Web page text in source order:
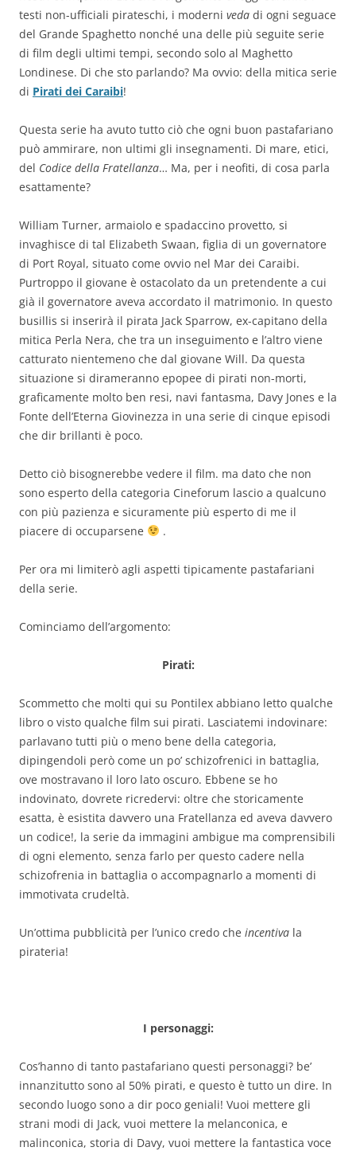
testi non-ufficiali pirateschi, i moderni veda di ogni seguace
del Grande Spaghetto nonché una delle più seguite serie
di film degli ultimi tempi, secondo solo al Maghetto
Londinese. Di che sto parlando? Ma ovvio: della mitica serie
di Pirati dei Caraibi!
Questa serie ha avuto tutto ciò che ogni buon pastafariano
può ammirare, non ultimi gli insegnamenti. Di mare, etici,
del Codice della Fratellanza… Ma, per i neofiti, di cosa parla
esattamente?
William Turner, armaiolo e spadaccino provetto, si
invaghisce di tal Elizabeth Swaan, figlia di un governatore
di Port Royal, situato come ovvio nel Mar dei Caraibi.
Purtroppo il giovane è ostacolato da un pretendente a cui
già il governatore aveva accordato il matrimonio. In questo
busillis si inserirà il pirata Jack Sparrow, ex-capitano della
mitica Perla Nera, che tra un inseguimento e l’altro viene
catturato nientemeno che dal giovane Will. Da questa
situazione si dirameranno epopee di pirati non-morti,
graficamente molto ben resi, navi fantasma, Davy Jones e la
Fonte dell’Eterna Giovinezza in una serie di cinque episodi
che dir brillanti è poco.
Detto ciò bisognerebbe vedere il film. ma dato che non
sono esperto della categoria Cineforum lascio a qualcuno
con più pazienza e sicuramente più esperto di me il
piacere di occuparsene
.
Per ora mi limiterò agli aspetti tipicamente pastafariani
della serie.
Cominciamo dell’argomento:
Pirati:
Scommetto che molti qui su Pontilex abbiano letto qualche
libro o visto qualche film sui pirati. Lasciatemi indovinare:
parlavano tutti più o meno bene della categoria,
dipingendoli però come un po’ schizofrenici in battaglia,
ove mostravano il loro lato oscuro. Ebbene se ho
indovinato, dovrete ricredervi: oltre che storicamente
esatta, è esistita davvero una Fratellanza ed aveva davvero
un codice!, la serie da immagini ambigue ma comprensibili
di ogni elemento, senza farlo per questo cadere nella
schizofrenia in battaglia o accompagnarlo a momenti di
immotivata crudeltà.
Un’ottima pubblicità per l’unico credo che incentiva la
pirateria!
I personaggi:
Cos’hanno di tanto pastafariano questi personaggi? be’
innanzitutto sono al 50% pirati, e questo è tutto un dire. In
secondo luogo sono a dir poco geniali! Vuoi mettere gli
strani modi di Jack, vuoi mettere la melanconica, e
malinconica, storia di Davy, vuoi mettere la fantastica voce